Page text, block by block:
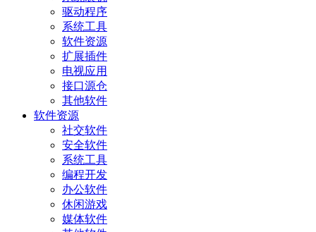
驱动程序
系统工具
软件资源
扩展插件
电视应用
接口源仓
其他软件
软件资源
社交软件
安全软件
系统工具
编程开发
办公软件
休闲游戏
媒体软件